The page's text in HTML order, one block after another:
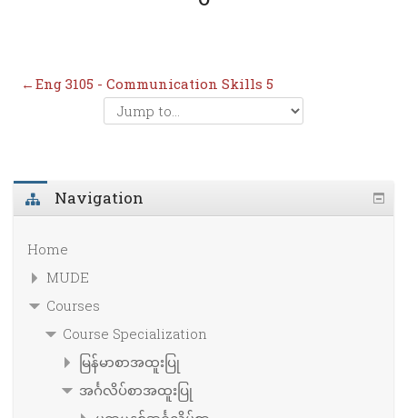
← Eng 3105 - Communication Skills 5
Navigation
Home
MUDE
Courses
Course Specialization
မြန်မာစာအထူးပြု
အင်္ဂလိပ်စာအထူးပြု